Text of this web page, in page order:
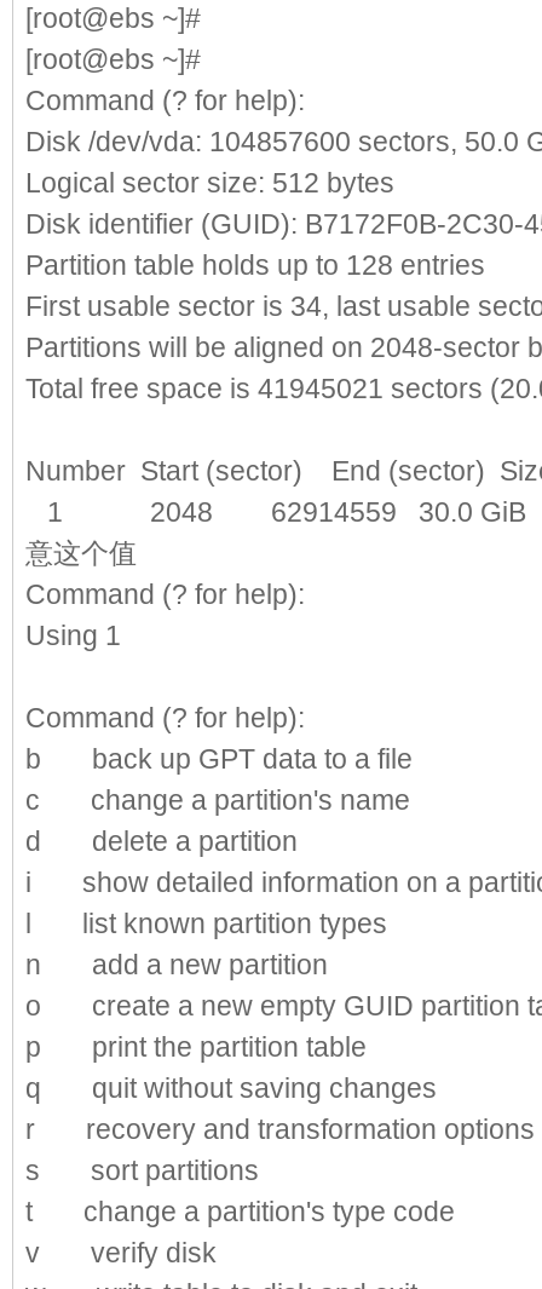
[root@ebs ~]#
[root@ebs ~]#
Command (? for help):
Disk /dev/vda: 104857600 sectors, 50.0
Logical sector size: 512 bytes
Disk identifier (GUID): B7172F0B-2C30-
Partition table holds up to 128 entries
First usable sector is 34, last usable
Partitions will be aligned on 2048-sector
Total free space is 41945021 sectors
Number Start (sector) End (sector)
1 2048 62914559 30.0 GiB
意这个值
Command (? for help):
Using 1
Command (? for help):
b back up GPT data to a file
c change a partition's name
d delete a partition
i show detailed information on a
l list known partition types
n add a new partition
o create a new empty GUID partition
p print the partition table
q quit without saving changes
r recovery and transformation options
s sort partitions
t change a partition's type code
v verify disk